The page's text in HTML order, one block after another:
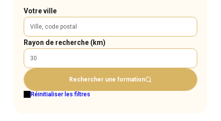
Votre ville
Rayon de recherche (km)
Rechercher une formation
Réinitialiser les filtres